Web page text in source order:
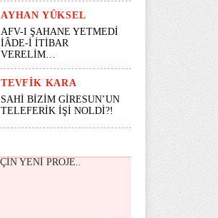
AYHAN YÜKSEL
AFV-I ŞAHANE YETMEDİ
İÂDE-İ İTİBAR
VERELİM…
TEVFIK KARA
SAHİ BİZİM GİRESUN’UN
TELEFERİK İŞİ NOLDİ?!